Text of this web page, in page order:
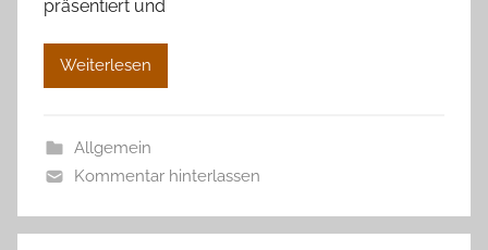
präsentiert und
Weiterlesen
Allgemein
Kommentar hinterlassen